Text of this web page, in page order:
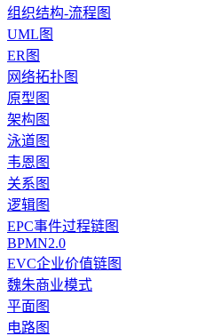
组织结构-流程图
UML图
ER图
网络拓扑图
原型图
架构图
泳道图
韦恩图
关系图
逻辑图
EPC事件过程链图
BPMN2.0
EVC企业价值链图
魏朱商业模式
平面图
电路图